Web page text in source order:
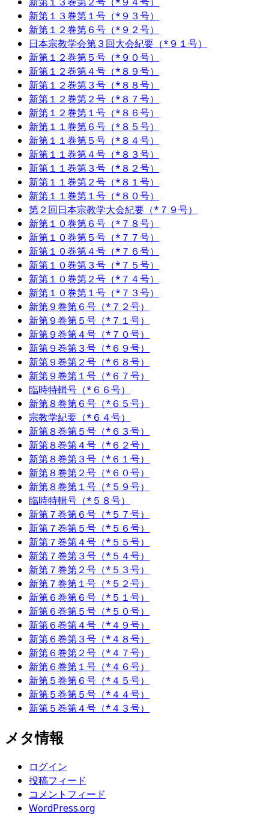
新第１３巻第１号（*９３号）
新第１２巻第６号（*９２号）
日本宗教学会第３回大会紀要（*９１号）
新第１２巻第５号（*９０号）
新第１２巻第４号（*８９号）
新第１２巻第３号（*８８号）
新第１２巻第２号（*８７号）
新第１２巻第１号（*８６号）
新第１１巻第６号（*８５号）
新第１１巻第５号（*８４号）
新第１１巻第４号（*８３号）
新第１１巻第３号（*８２号）
新第１１巻第２号（*８１号）
新第１１巻第１号（*８０号）
第２回日本宗教学大会紀要（*７９号）
新第１０巻第６号（*７８号）
新第１０巻第５号（*７７号）
新第１０巻第４号（*７６号）
新第１０巻第３号（*７５号）
新第１０巻第２号（*７４号）
新第１０巻第１号（*７３号）
新第９巻第６号（*７２号）
新第９巻第５号（*７１号）
新第９巻第４号（*７０号）
新第９巻第３号（*６９号）
新第９巻第２号（*６８号）
新第９巻第１号（*６７号）
臨時特輯号（*６６号）
新第８巻第６号（*６５号）
宗教学紀要（*６４号）
新第８巻第５号（*６３号）
新第８巻第４号（*６２号）
新第８巻第３号（*６１号）
新第８巻第２号（*６０号）
新第８巻第１号（*５９号）
臨時特輯号（*５８号）
新第７巻第６号（*５７号）
新第７巻第５号（*５６号）
新第７巻第４号（*５５号）
新第７巻第３号（*５４号）
新第７巻第２号（*５３号）
新第７巻第１号（*５２号）
新第６巻第６号（*５１号）
新第６巻第５号（*５０号）
新第６巻第４号（*４９号）
新第６巻第３号（*４８号）
新第６巻第２号（*４７号）
新第６巻第１号（*４６号）
新第５巻第６号（*４５号）
新第５巻第５号（*４４号）
新第５巻第４号（*４３号）
メタ情報
ログイン
投稿フィード
コメントフィード
WordPress.org